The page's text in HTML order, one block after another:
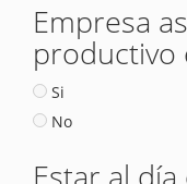
Empresa
productivo
Si
No
Estar al